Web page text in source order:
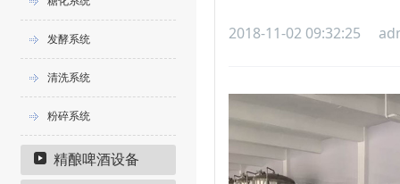
发酵系统
清洗系统
粉碎系统
精酿啤酒设备
2018-11-02 09:32:25